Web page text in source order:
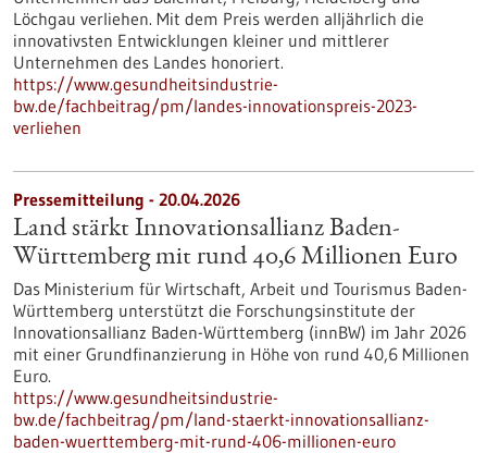
Löchgau verliehen. Mit dem Preis werden alljährlich die
innovativsten Entwicklungen kleiner und mittlerer
Unternehmen des Landes honoriert.
https://www.gesundheitsindustrie-
bw.de/fachbeitrag/pm/landes-innovationspreis-2023-
verliehen
Pressemitteilung - 20.04.2026
Land stärkt Innovationsallianz Baden-
Württemberg mit rund 40,6 Millionen Euro
Das Ministerium für Wirtschaft, Arbeit und Tourismus Baden-
Württemberg unterstützt die Forschungsinstitute der
Innovationsallianz Baden-Württemberg (innBW) im Jahr 2026
mit einer Grundfinanzierung in Höhe von rund 40,6 Millionen
Euro.
https://www.gesundheitsindustrie-
bw.de/fachbeitrag/pm/land-staerkt-innovationsallianz-
baden-wuerttemberg-mit-rund-406-millionen-euro